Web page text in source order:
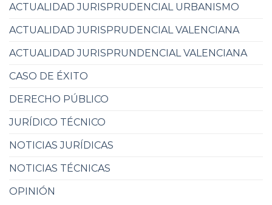
ACTUALIDAD JURISPRUDENCIAL URBANISMO
ACTUALIDAD JURISPRUDENCIAL VALENCIANA
ACTUALIDAD JURISPRUNDENCIAL VALENCIANA
CASO DE ÉXITO
DERECHO PÚBLICO
JURÍDICO TÉCNICO
NOTICIAS JURÍDICAS
NOTICIAS TÉCNICAS
OPINIÓN